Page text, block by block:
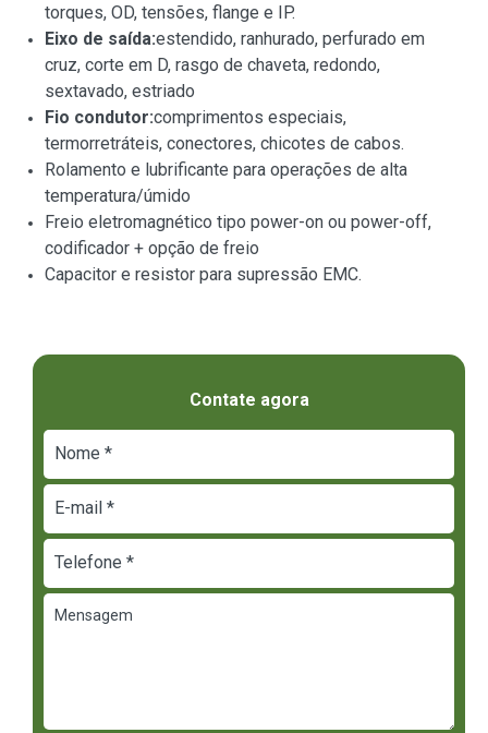
torques, OD, tensões, flange e IP.
Eixo de saída:estendido, ranhurado, perfurado em
cruz, corte em D, rasgo de chaveta, redondo,
sextavado, estriado
Fio condutor:comprimentos especiais,
termorretráteis, conectores, chicotes de cabos.
Rolamento e lubrificante para operações de alta
temperatura/úmido
Freio eletromagnético tipo power-on ou power-off,
codificador + opção de freio
Capacitor e resistor para supressão EMC.
Contate agora